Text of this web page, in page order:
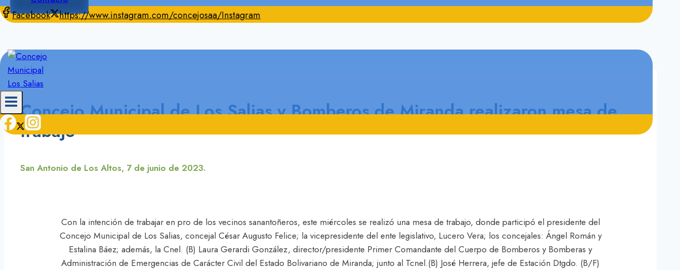
Facebook
https://www.instagram.com/concejosaa/Instagram
Concejo Municipal de Los Salias y Bomberos de Miranda realizaron mesa de
trabajo
San Antonio de Los Altos, 7 de junio de 2023.
Con la intención de trabajar en pro de los vecinos sanantoñeros, este miércoles se realizó una mesa de trabajo, donde participó el presidente del
Concejo Municipal de Los Salias, concejal César Augusto Felice; la vicepresidente del ente legislativo, Lucero Vera; los concejales: Ángel Román y
Estalina Báez; además, la Cnel. (B) Laura Gerardi González, director/presidente Primer Comandante del Cuerpo de Bomberos y Bomberas y
Administración de Emergencias de Carácter Civil del Estado Bolivariano de Miranda; junto al Tcnel.(B) José Herrera, jefe de Estación Dtgdo. (B/F)